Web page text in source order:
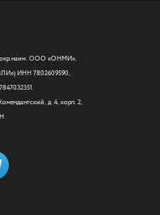
ООО «ОНМИ»,
ИНН 7802609590,
д. 4, корп. 2,